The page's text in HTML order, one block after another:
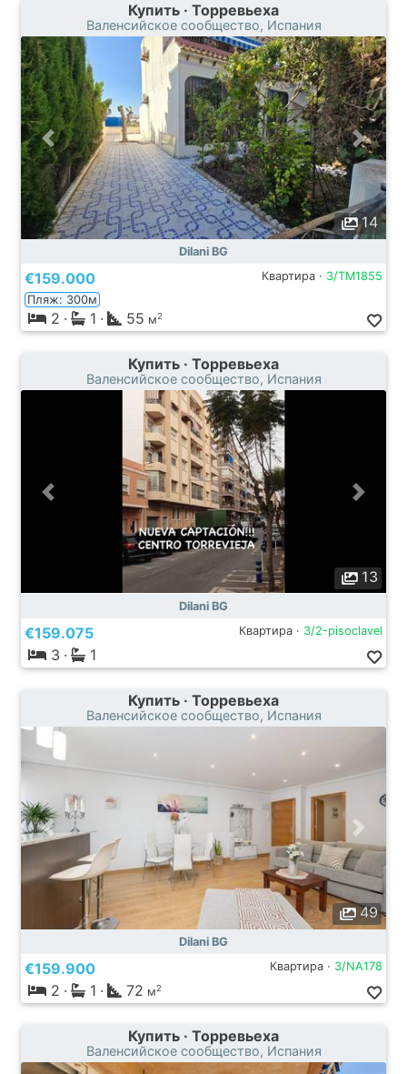
Купить · Торревьеха
Валенсийское сообщество, Испания
14
Dilani BG
€159.000 Квартира · 3/TM1855
Пляж: 300м
2 · 1 · 55 м2
Купить · Торревьеха
Валенсийское сообщество, Испания
13
Dilani BG
€159.075 Квартира · 3/2-pisoclavel
3 · 1
Купить · Торревьеха
Валенсийское сообщество, Испания
49
Dilani BG
€159.900 Квартира · 3/NA178
2 · 1 · 72 м2
Купить · Торревьеха
Валенсийское сообщество, Испания